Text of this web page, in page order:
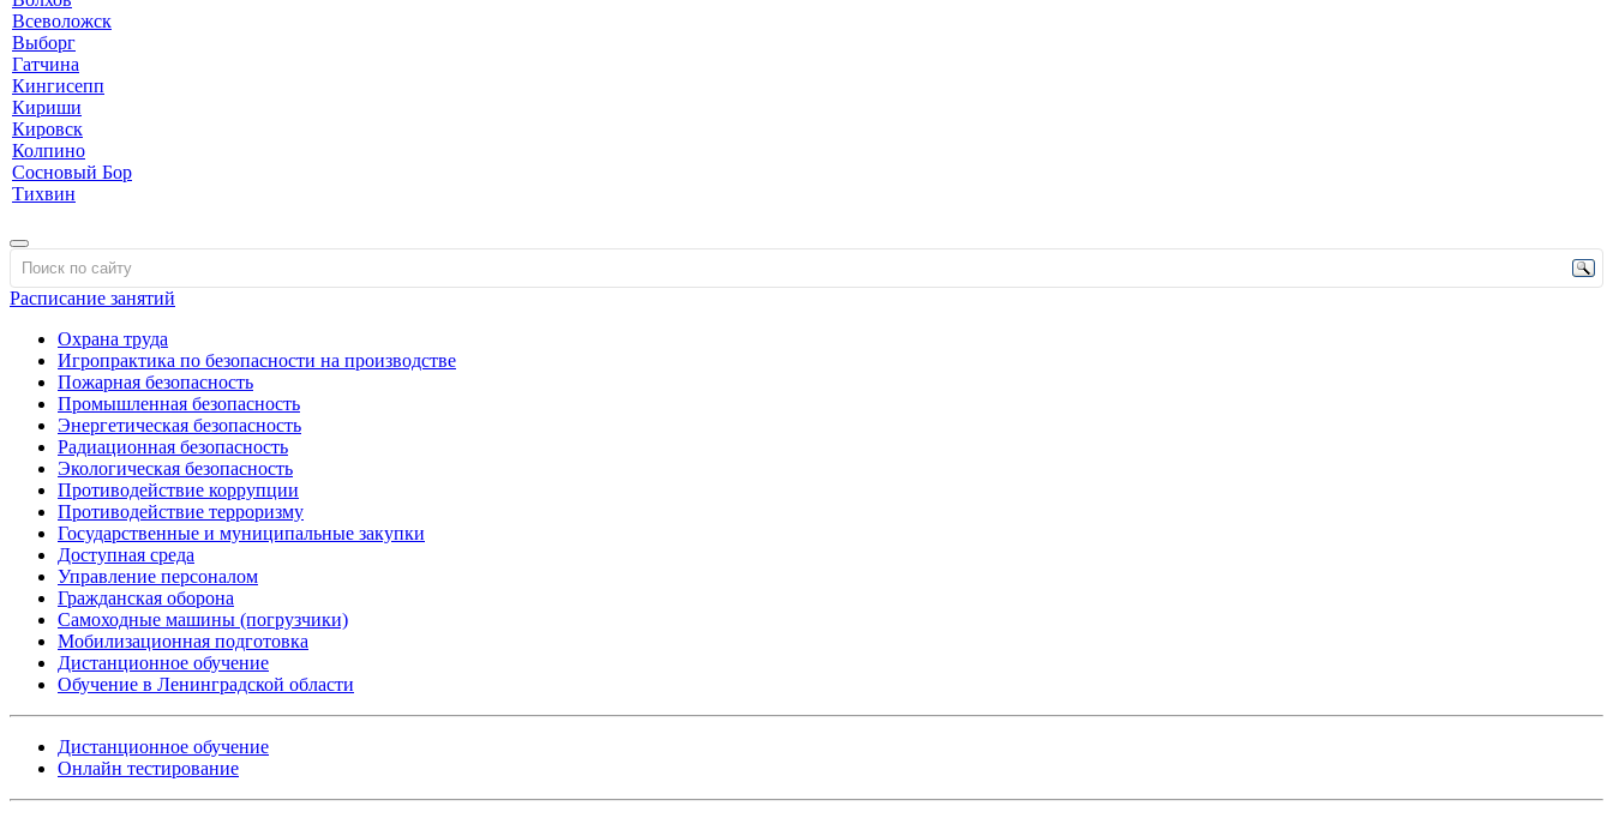
Всеволожск
Выборг
Гатчина
Кингисепп
Кириши
Кировск
Колпино
Сосновый Бор
Тихвин
Расписание занятий
Охрана труда
Игропрактика по безопасности на производстве
Пожарная безопасность
Промышленная безопасность
Энергетическая безопасность
Радиационная безопасность
Экологическая безопасность
Противодействие коррупции
Противодействие терроризму
Государственные и муниципальные закупки
Доступная среда
Управление персоналом
Гражданская оборона
Самоходные машины (погрузчики)
Мобилизационная подготовка
Дистанционное обучение
Обучение в Ленинградской области
Дистанционное обучение
Онлайн тестирование